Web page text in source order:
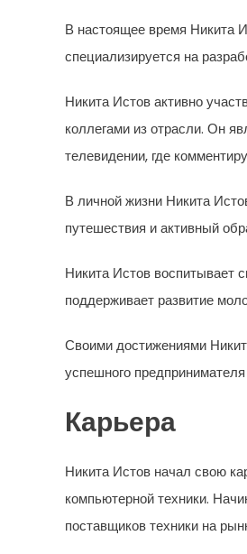
В настоящее время Никита
специализируется на
Никита Истов активно
коллегами из отрасли. Он
телевидении, где
В личной жизни Никита
путешествия и активный
Никита Истов воспитывает
поддерживает развитие
Своими достижениями
успешного
Карьера
Никита Истов начал свою
компьютерной техники.
поставщиков техники на